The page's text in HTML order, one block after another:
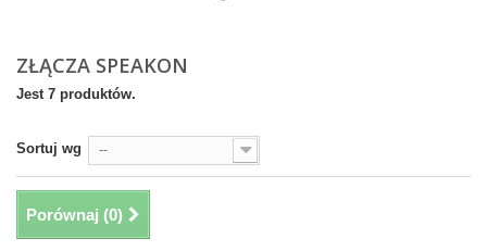
ZŁĄCZA SPEAKON
Jest 7 produktów.
Sortuj wg --
Porównaj (0)